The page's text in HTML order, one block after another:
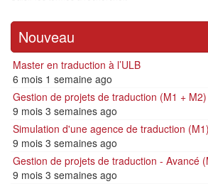
Nouveau
Master en traduction à l’ULB
6 mois 1 semaine ago
Gestion de projets de traduction (M1 + M2)
9 mois 3 semaines ago
Simulation d'une agence de traduction (M1)
9 mois 3 semaines ago
Gestion de projets de traduction - Avancé
9 mois 3 semaines ago